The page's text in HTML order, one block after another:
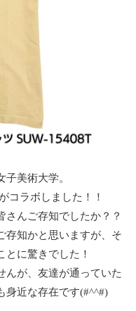
美術大学。
コラボしました！！
んご存知でしたか？？
存知かと思いますが、そ
とに驚きでした！
んが、友達が通っていた
身近な存在です(#^^#)